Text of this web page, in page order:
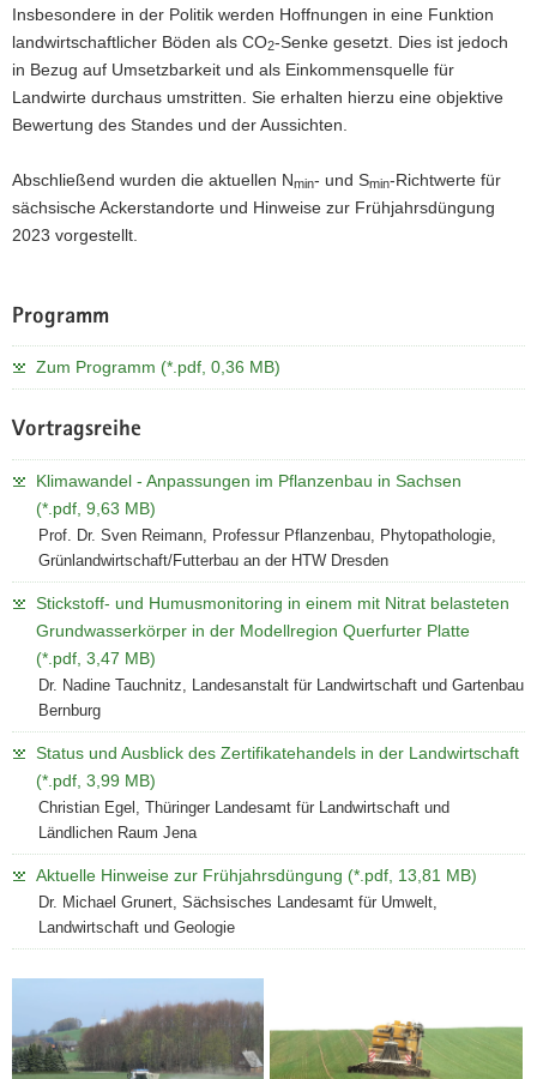
Insbesondere in der Politik werden Hoffnungen in eine Funktion
landwirtschaftlicher Böden als CO2-Senke gesetzt. Dies ist jedoch
in Bezug auf Umsetzbarkeit und als Einkommensquelle für
Landwirte durchaus umstritten. Sie erhalten hierzu eine objektive
Bewertung des Standes und der Aussichten.
Abschließend wurden die aktuellen Nmin- und Smin-Richtwerte für
sächsische Ackerstandorte und Hinweise zur Frühjahrsdüngung
2023 vorgestellt.
Programm
Zum Programm (*.pdf, 0,36 MB)
Vortragsreihe
Klimawandel - Anpassungen im Pflanzenbau in Sachsen
(*.pdf, 9,63 MB)
Prof. Dr. Sven Reimann, Professur Pflanzenbau, Phytopathologie,
Grünlandwirtschaft/Futterbau an der HTW Dresden
Stickstoff- und Humusmonitoring in einem mit Nitrat belasteten
Grundwasserkörper in der Modellregion Querfurter Platte
(*.pdf, 3,47 MB)
Dr. Nadine Tauchnitz, Landesanstalt für Landwirtschaft und Gartenbau
Bernburg
Status und Ausblick des Zertifikatehandels in der Landwirtschaft
(*.pdf, 3,99 MB)
Christian Egel, Thüringer Landesamt für Landwirtschaft und
Ländlichen Raum Jena
Aktuelle Hinweise zur Frühjahrsdüngung (*.pdf, 13,81 MB)
Dr. Michael Grunert, Sächsisches Landesamt für Umwelt,
Landwirtschaft und Geologie